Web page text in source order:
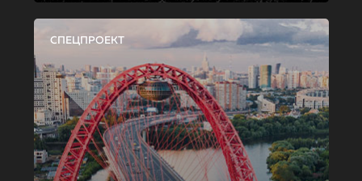
СПЕЦПРОЕКТ